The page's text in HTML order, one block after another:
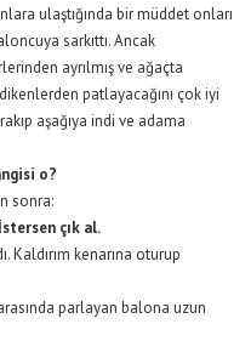
ulaştığında bir müddet onları
sarkıttı. Ancak
ayrılmış ve ağaçta
patlayacağını çok iyi
aşağıya indi ve adama
o?
sonra:
çık al.
kenarına oturup
parlayan balona uzun